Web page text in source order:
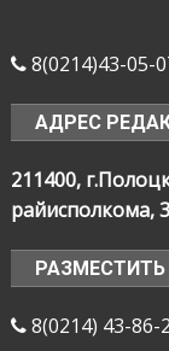
8(0214)43-05-
АДРЕС
211400,
райисполкома,
РАЗМЕСТИТЬ
8(0214) 43-86-